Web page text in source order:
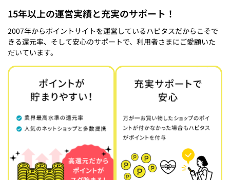
15年以上の運営実績と充実のサポート！
2007年からポイントサイトを運営しているハピタスだからこそで
きる還元率、そして安心のサポートで、利用者さまにご愛顧いた
だいています。